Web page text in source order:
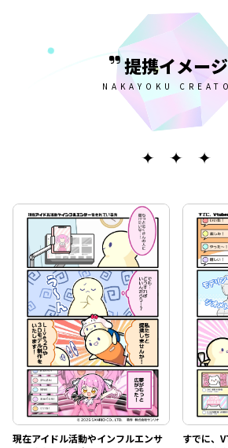
提携イメージ
NAKAYOKU
現在アイドル活動やインフルエンサ
すでに、